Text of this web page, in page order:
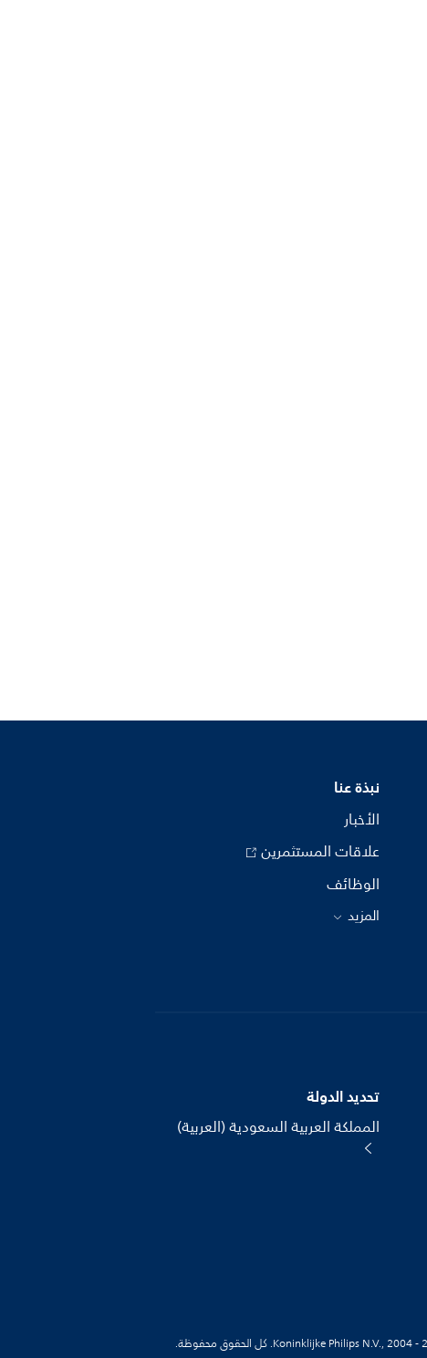
نبذة عنا
الأخبار
علاقات المستثمرين
الوظائف
المزيد
تحديد الدولة
المملكة العربية السعودية (العربية)